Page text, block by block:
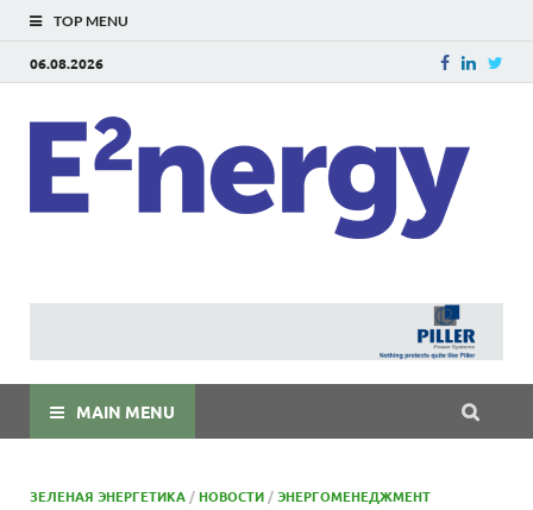
TOP MENU
06.08.2026
MAIN MENU
ЗЕЛЕНАЯ ЭНЕРГЕТИКА /НОВОСТИ /ЭНЕРГОМЕНЕДЖМЕНТ